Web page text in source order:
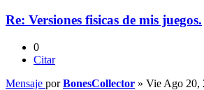
Re: Versiones fisicas de mis juegos.
0
Citar
Mensaje porBonesCollector » Vie Ago 20,